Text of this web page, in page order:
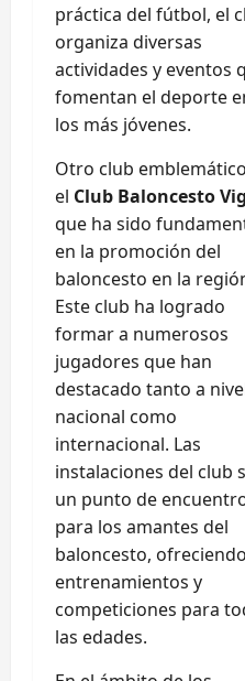
práctica del fútbol, el
organiza diversas
actividades y eventos
fomentan el deporte
los más jóvenes.
Otro club
el Club Baloncesto
que ha sido
en la promoción del
baloncesto en la
Este club ha logrado
formar a numerosos
jugadores que han
destacado tanto a
nacional como
internacional. Las
instalaciones del club
un punto de
para los amantes del
baloncesto, ofreciendo
entrenamientos y
competiciones para
las edades.